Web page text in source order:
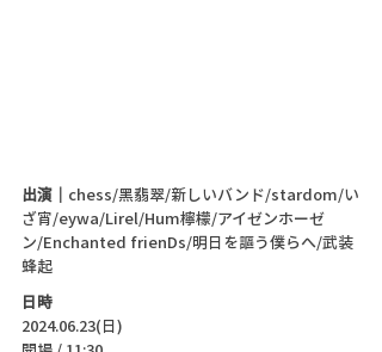
出演｜ chess/黑翡翠/新しいバンド/stardom/い
ざ宵/eywa/Lirel/Hum檸檬/アイゼンホーゼ
ン/Enchanted frienDs/明日を謳う僕らへ/武装
蜂起
日時
2024.06.23(日)